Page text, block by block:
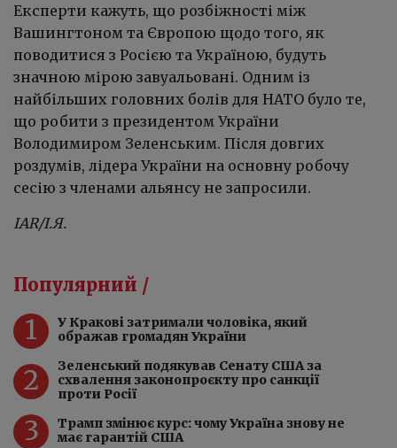
Експерти кажуть, що розбіжності між
Вашингтоном та Європою щодо того, як
поводитися з Росією та Україною, будуть
значною мірою завуальовані. Одним із
найбільших головних болів для НАТО було те,
що робити з президентом України
Володимиром Зеленським. Після довгих
роздумів, лідера України на основну робочу
сесію з членами альянсу не запросили.
IAR/І.Я.
Популярний /
1
У Кракові затримали чоловіка, який
ображав громадян України
2
Зеленський подякував Сенату США за
схвалення законопроєкту про санкції
проти Росії
3
Трамп змінює курс: чому Україна знову не
має гарантій США